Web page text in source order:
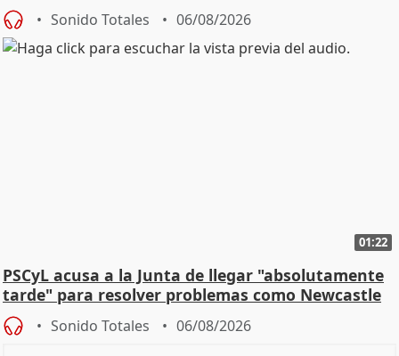
Sonido Totales 06/08/2026
01:22
PSCyL acusa a la Junta de llegar "absolutamente
tarde" para resolver problemas como Newcastle
Sonido Totales 06/08/2026